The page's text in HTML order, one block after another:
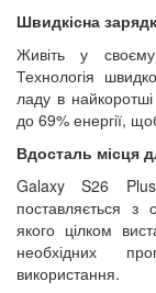
Швидкісна
Живіть у
Технологія
ладу в
до 69% енергії,
Вдосталь місця
Galaxy S26
поставляється з
якого цілком
необхідних
використання.